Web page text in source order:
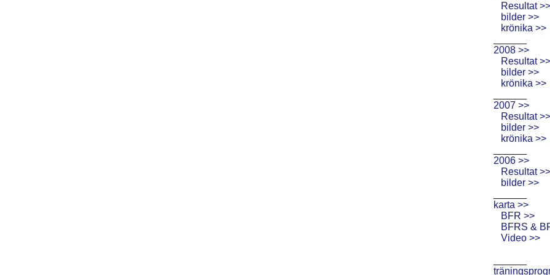
Resultat >>
bilder >>
krönika >>
2008 >>
Resultat >>
bilder >>
krönika >>
2007 >>
Resultat >>
bilder >>
krönika >>
2006 >>
Resultat >>
bilder >>
karta >>
BFR >>
BFRS &
Video >>